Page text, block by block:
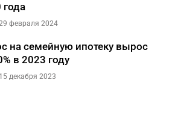
года
февраля 2024
на семейную ипотеку вырос
в 2023 году
декабря 2023